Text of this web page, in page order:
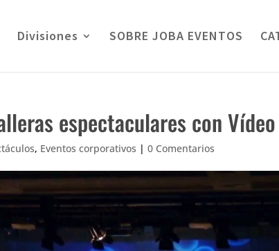
Divisiones SOBRE JOBA EVENTOS
espectaculares con
, Eventos corporativos |0 Comentarios